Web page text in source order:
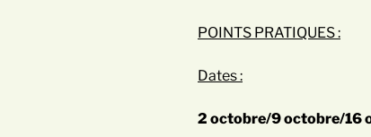
POINTS PRATIQUES :
Dates :
2 octobre/9 octobre/16